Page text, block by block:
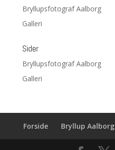
Bryllupsfotograf Aalborg
Galleri
Sider
Bryllupsfotograf Aalborg
Galleri
Forside Bryllup Aalborg